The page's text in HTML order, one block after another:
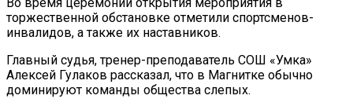
торжественной обстановке отметили спортсменов-
инвалидов, а также их наставников.
Главный судья, тренер-преподаватель СОШ «Умка»
Алексей Гулаков рассказал, что в Магнитке обычно
доминируют команды общества слепых.